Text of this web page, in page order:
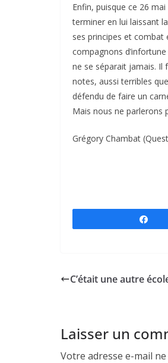
Enfin, puisque ce 26
terminer en lui laissant
ses principes et
compagnons
ne se séparait jamais. Il
notes, aussi terribles
défendu de faire un
Mais nous ne parlerons
Grégory Chambat
C’était une autre
Laisser un
Votre adresse e-mail